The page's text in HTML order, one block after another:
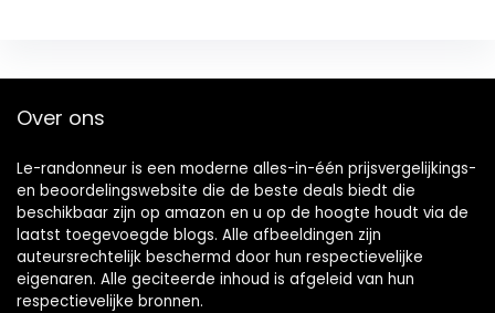
Over ons
Le-randonneur is een moderne alles-in-één prijsvergelijkings-
en beoordelingswebsite die de beste deals biedt die
beschikbaar zijn op amazon en u op de hoogte houdt via de
laatst toegevoegde blogs. Alle afbeeldingen zijn
auteursrechtelijk beschermd door hun respectievelijke
eigenaren. Alle geciteerde inhoud is afgeleid van hun
respectievelijke bronnen.